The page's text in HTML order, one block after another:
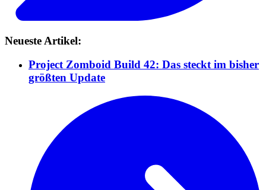
Neueste Artikel:
Project Zomboid Build 42: Das steckt im bisher
größten Update